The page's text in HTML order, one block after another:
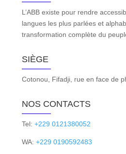
L’ABB existe pour rendre
langues les plus parlées et
transformation complète du
SIÈGE
Cotonou, Fifadji, rue en face de
NOS CONTACTS
Tel: +229 0121380052
WA: +229 0190592483